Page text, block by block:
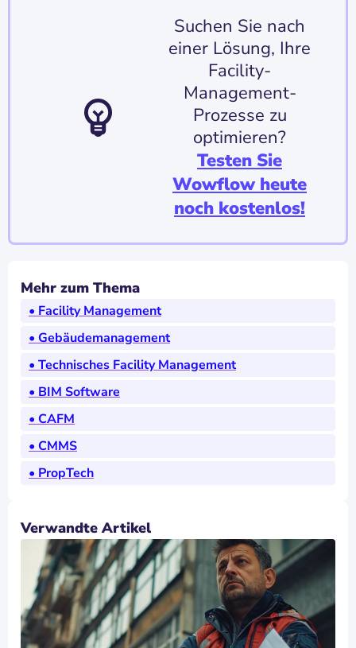
Suchen Sie nach
einer Lösung, Ihre
Facility-
Management-
Prozesse zu
optimieren?
Testen Sie
Wowflow heute
noch kostenlos!
Mehr zum Thema
• Facility Management
• Gebäudemanagement
• Technisches Facility Management
• BIM Software
• CAFM
• CMMS
• PropTech
Verwandte Artikel